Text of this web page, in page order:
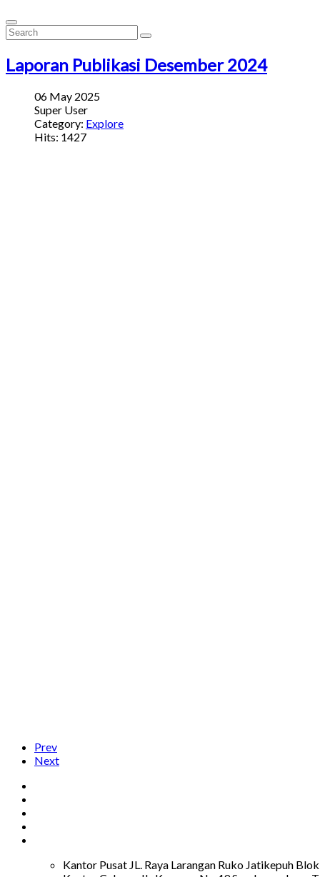
Laporan Publikasi Desember 2024
06 May 2025
Super User
Category: Explore
Hits: 1427
Prev
Next
Kantor Pusat JL. Raya Larangan Ruko Jatikepuh